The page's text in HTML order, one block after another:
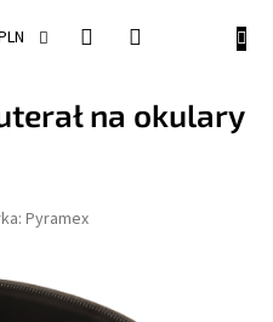
na okulary
Pyramex